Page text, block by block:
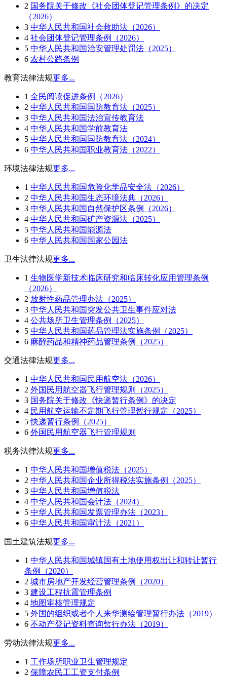
2 国务院关于修改《社会团体登记管理条例》的决定
（2026）
3 中华人民共和国社会救助法（2026）
4 社会团体登记管理条例（2026）
5 中华人民共和国治安管理处罚法（2025）
6 农村公路条例
教育法律法规更多...
1 全民阅读促进条例（2026）
2 中华人民共和国国防教育法（2025）
3 中华人民共和国法治宣传教育法
4 中华人民共和国学前教育法
5 中华人民共和国国防教育法（2024）
6 中华人民共和国职业教育法（2022）
环境法律法规更多...
1 中华人民共和国危险化学品安全法（2026）
2 中华人民共和国生态环境法典（2026）
3 中华人民共和国自然保护区条例（2026）
4 中华人民共和国矿产资源法（2025）
5 中华人民共和国能源法
6 中华人民共和国国家公园法
卫生法律法规更多...
1 生物医学新技术临床研究和临床转化应用管理条例
（2026）
2 放射性药品管理办法（2025）
3 中华人民共和国突发公共卫生事件应对法
4 公共场所卫生管理条例（2025）
5 中华人民共和国药品管理法实施条例（2025）
6 麻醉药品和精神药品管理条例（2025）
交通法律法规更多...
1 中华人民共和国民用航空法（2026）
2 外国民用航空器飞行管理规则（2025）
3 国务院关于修改《快递暂行条例》的决定
4 民用航空运输不定期飞行管理暂行规定（2025）
5 快递暂行条例（2025）
6 外国民用航空器飞行管理规则
税务法律法规更多...
1 中华人民共和国增值税法（2025）
2 中华人民共和国企业所得税法实施条例（2025）
3 中华人民共和国增值税法
4 中华人民共和国会计法（2024）
5 中华人民共和国发票管理办法（2023）
6 中华人民共和国审计法（2021）
国土建筑法规更多...
1 中华人民共和国城镇国有土地使用权出让和转让暂行
条例（2020）
2 城市房地产开发经营管理条例（2020）
3 建设工程抗震管理条例
4 地图审核管理规定
5 外国的组织或者个人来华测绘管理暂行办法（2019）
6 不动产登记资料查询暂行办法（2019）
劳动法律法规更多...
1 工作场所职业卫生管理规定
2 保障农民工工资支付条例